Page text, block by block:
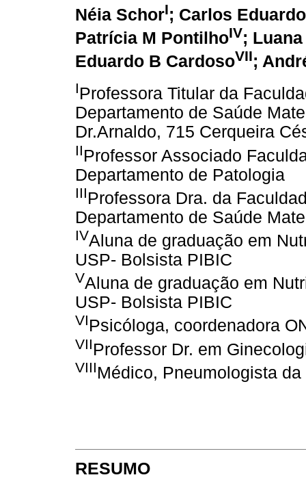
Néia SchorI; Carlos
Patrícia M PontilhoIV;
Eduardo B CardosoVII;
IProfessora Titular da
Departamento de Saúde
Dr.Arnaldo, 715 Cerqueira
IIProfessor Associado
Departamento de Patologia
IIIProfessora Dra. da
Departamento de Saúde
IVAluna de graduação em
USP- Bolsista PIBIC
VAluna de graduação em
USP- Bolsista PIBIC
VIPsicóloga, coordenadora
VIIProfessor Dr. em
VIIIMédico, Pneumologista
RESUMO